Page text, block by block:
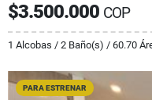
$3.500.000 COP
1 Alcobas / 2 Baño(s) / 60.70
PARA ESTRENAR